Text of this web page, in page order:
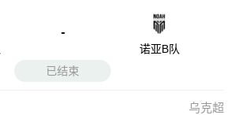
-
诺亚B队
已结束
乌克超